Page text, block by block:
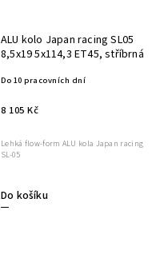
ALU kolo Japan racing SL05
8,5x19 5x114,3 ET45, stříbrná
Do 10 pracovních dní
8 105 Kč
Do košíku
Lehká flow-form ALU kola Japan racing
SL-05